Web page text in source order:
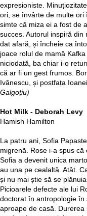
expresioniste.
ori, se învârte de multe ori
simte că miza ei a fost de
succes. Autorul inspiră
dat afară, și încheie ca
joace rolul de mamă
niciodată, ba chiar i-o
că ar fi un gest frumos.
Ivănescu, și postfața
Galgoțiu)
Hot Milk - Deborah Levy
Hamish Hamilton
La patru ani, Sofia
migrenă. Rose i-a spus
Sofia a devenit unica
au una pe cealaltă. Atât.
și nu mai știe să se
Picioarele defecte ale lui
doctorat în antropologie
aproape de casă.